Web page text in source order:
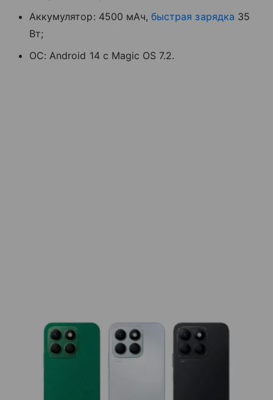
Аккумулятор: 4500 мАч,быстрая зарядка 35
Вт;
ОС: Android 14 с Magic OS 7.2.